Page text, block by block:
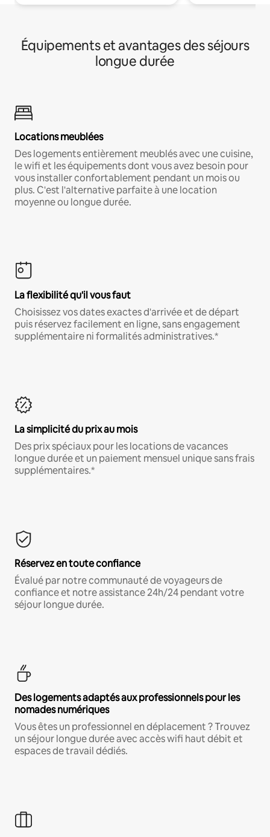
Équipements et avantages des séjours
longue durée
Locations meublées
Des logements entièrement meublés avec une cuisine,
le wifi et les équipements dont vous avez besoin pour
vous installer confortablement pendant un mois ou
plus. C'est l'alternative parfaite à une location
moyenne ou longue durée.
La flexibilité qu'il vous faut
Choisissez vos dates exactes d'arrivée et de départ
puis réservez facilement en ligne, sans engagement
supplémentaire ni formalités administratives.*
La simplicité du prix au mois
Des prix spéciaux pour les locations de vacances
longue durée et un paiement mensuel unique sans frais
supplémentaires.*
Réservez en toute confiance
Évalué par notre communauté de voyageurs de
confiance et notre assistance 24h/24 pendant votre
séjour longue durée.
Des logements adaptés aux professionnels pour les
nomades numériques
Vous êtes un professionnel en déplacement ? Trouvez
un séjour longue durée avec accès wifi haut débit et
espaces de travail dédiés.